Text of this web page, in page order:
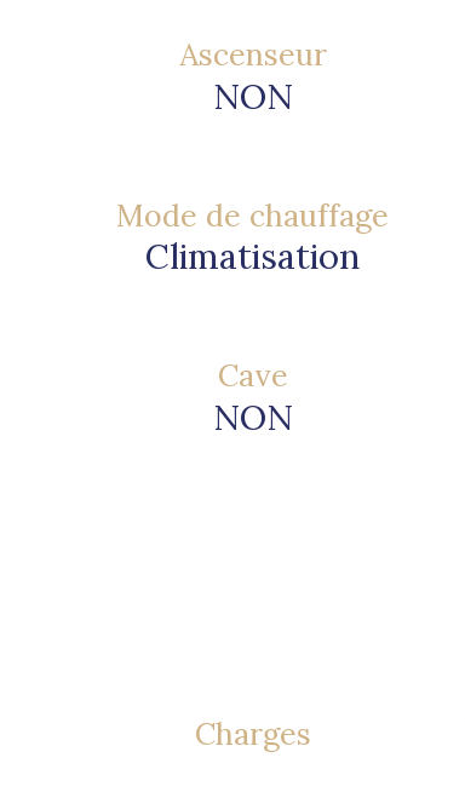
Ascenseur
NON
Mode de chauffage
Climatisation
Cave
NON
Charges